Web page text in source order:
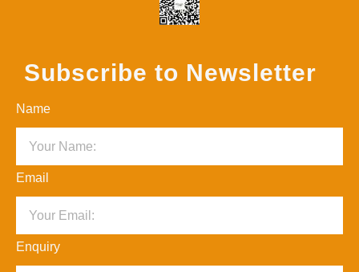
Subscribe to Newsletter
Name
Email
Enquiry